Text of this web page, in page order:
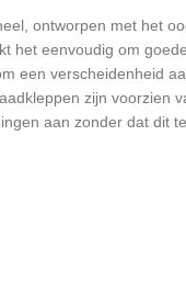
ontworpen met het
het eenvoudig om
een verscheidenheid
zijn
aan zonder dat dit